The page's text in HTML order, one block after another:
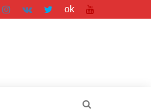
ok